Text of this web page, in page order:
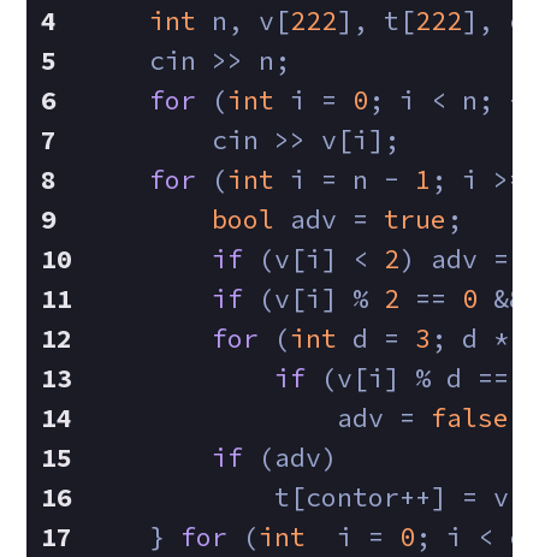
int n, v[222], t[222],
    cin >> n;
for (int i = 0 ; i < n;
        cin >> v[i];
for (int i = n - 1 ; i
bool adv = true ;
if (v[i] < 2) adv =
if (v[i] % 2 == 0
for (int d = 3 ; d *
if (v[i] % d ==
                adv =
false
if (adv)
t[contor++] =
    }
for (int
  i =
0 ; i <